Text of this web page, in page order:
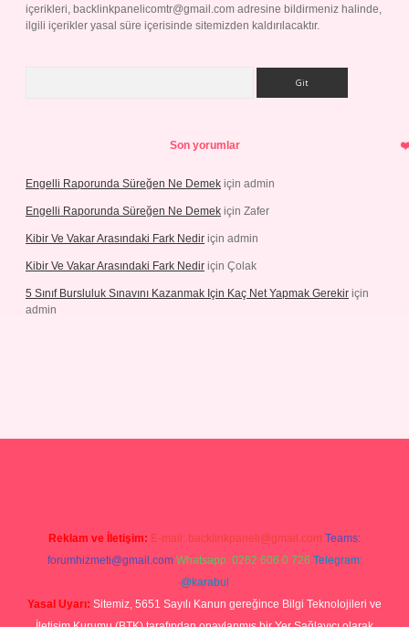
içerikleri, backlinkpanelicomtr@gmail.com adresine bildirmeniz halinde,
ilgili içerikler yasal süre içerisinde sitemizden kaldırılacaktır.
Son yorumlar
Engelli Raporunda Süreğen Ne Demek için admin
Engelli Raporunda Süreğen Ne Demek için Zafer
Kibir Ve Vakar Arasındaki Fark Nedir için admin
Kibir Ve Vakar Arasındaki Fark Nedir için Çolak
5 Sınıf Bursluluk Sınavını Kazanmak Için Kaç Net Yapmak Gerekir için
admin
Reklam ve İletişim: E-mail: backlinkpaneli@gmail.com Teams:
forumhizmeti@gmail.com Whatsapp: 0262 606 0 726 Telegram:
@karabul
Yasal Uyarı: Sitemiz, 5651 Sayılı Kanun gereğince Bilgi Teknolojileri ve